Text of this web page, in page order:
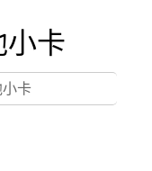
小卡
卡